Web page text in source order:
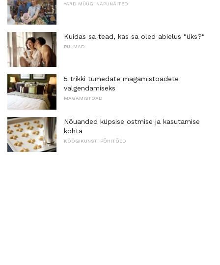
YARD MÜÜGI NÄPUNÄITED
Kuidas sa tead, kas sa oled abielus "üks?"
PULMAD
5 trikki tumedate magamistoadete
valgendamiseks
MAGAMISTOAD
Nõuanded küpsise ostmise ja kasutamise
kohta
KÖÖGIKUNSTI PÕHITÕED